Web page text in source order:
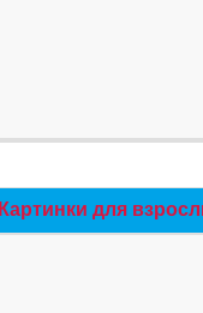
Картинки для